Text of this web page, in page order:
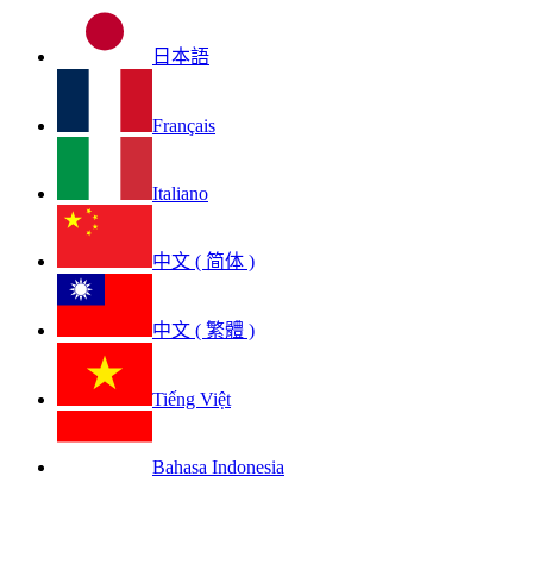
日本語
Français
Italiano
中文 ( 简体 )
中文 ( 繁體 )
Tiếng Việt
Bahasa Indonesia